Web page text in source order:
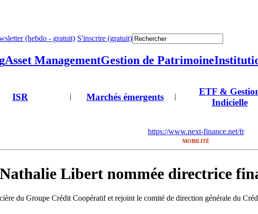
(hebdo - gratuit) S'inscrire (gratuit)
Asset ManagementGestion de Patrimoine
ISR | Marchés émergents |
ETF &
Indicielle
https://www.next-finance.net/fr
MOBILITÉ
Libert nommée directrice
du Groupe Crédit Coopératif et rejoint le comité de direction générale du